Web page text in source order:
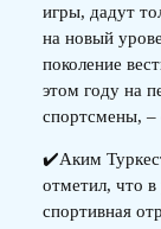
игры, дадут
на новый
поколение
этом году на
спортсмены, –
✔️Аким
отметил, что в
спортивная